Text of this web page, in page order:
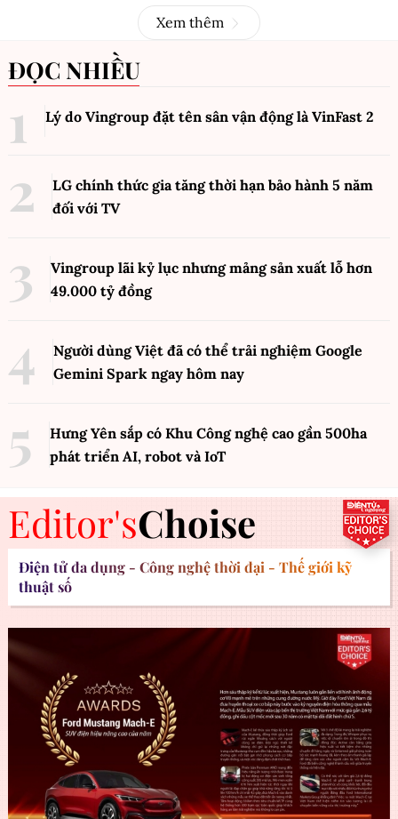
Xem thêm
ĐỌC NHIỀU
Lý do Vingroup đặt tên sân vận động là VinFast 2
LG chính thức gia tăng thời hạn bảo hành 5 năm
đối với TV
Vingroup lãi kỷ lục nhưng mảng sản xuất lỗ hơn
49.000 tỷ đồng
Người dùng Việt đã có thể trải nghiệm Google
Gemini Spark ngay hôm nay
Hưng Yên sắp có Khu Công nghệ cao gần 500ha
phát triển AI, robot và IoT
Editor'sChoise
Điện tử đa dụng - Công nghệ thời đại - Thế giới kỹ
thuật số